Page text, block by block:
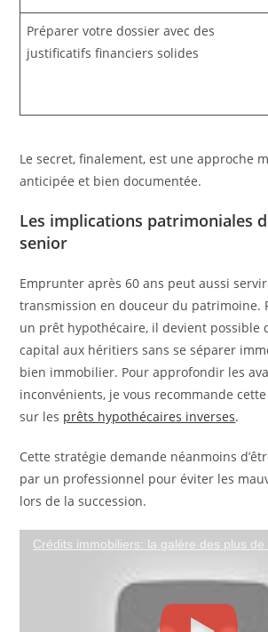
Préparer votre dossier avec des
justificatifs financiers solides
Le secret, finalement, est une approche
anticipée et bien documentée.
Les implications patrimoniales
senior
Emprunter après 60 ans peut aussi
transmission en douceur du patrimoine.
un prêt hypothécaire, il devient possible
capital aux héritiers sans se séparer
bien immobilier. Pour approfondir les
inconvénients, je vous recommande
sur les prêts hypothécaires inverses.
Cette stratégie demande néanmoins
par un professionnel pour éviter les
lors de la succession.
Crédits immobiliers: la galère des plus de